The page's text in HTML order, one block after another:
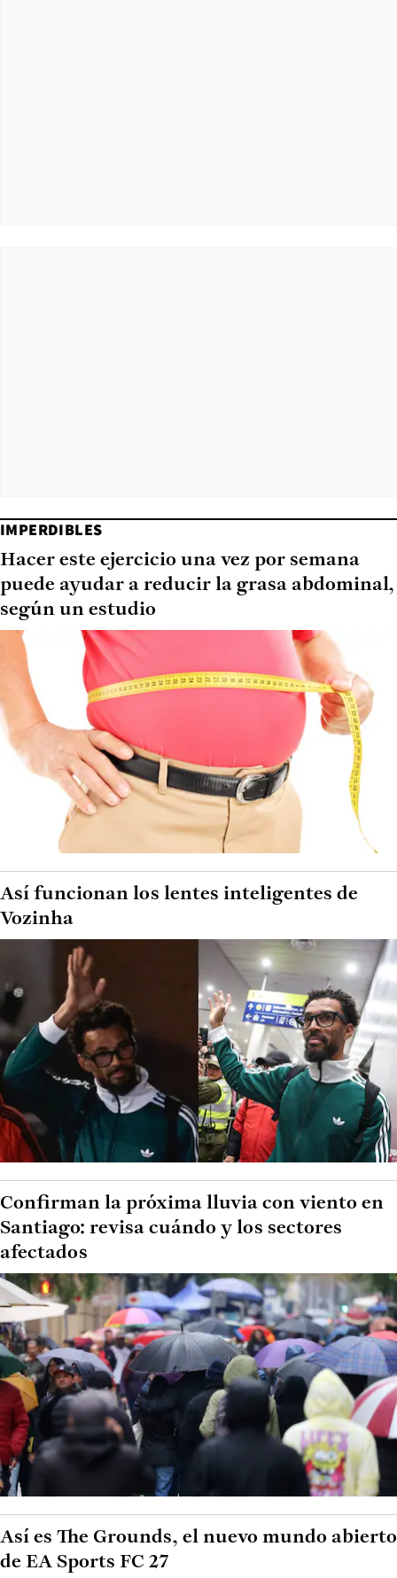
IMPERDIBLES
Hacer este ejercicio una vez por semana
puede ayudar a reducir la grasa abdominal,
según un estudio
Así funcionan los lentes inteligentes de
Vozinha
Confirman la próxima lluvia con viento en
Santiago: revisa cuándo y los sectores
afectados
Así es The Grounds, el nuevo mundo abierto
de EA Sports FC 27